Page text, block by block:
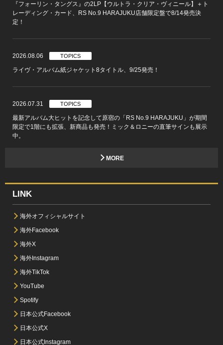
『フォーリン・タングス』の2LP【ウルトラ・クリア・ヴィニール】＋ト
レーディング・カード、RS No.9 HARAJUKU店舗限定盤で8/14発売決
定！
2026.08.06 TOPICS
ライヴ・アルバム紙ジャケット8タイトル、9/25発売！
2026.07.31 TOPICS
最新アルバム大ヒットを記念して原宿の「RS No.9 HARAJUKU」が期間
限定で1階にも拡張、新商品も発売！ミック＆ロニーの直筆サインも展示
中。
MORE
LINK
海外オフィシャルサイト
海外Facebook
海外X
海外Instagram
海外TikTok
YouTube
Spotify
日本公式Facebook
日本公式X
日本公式Instagram